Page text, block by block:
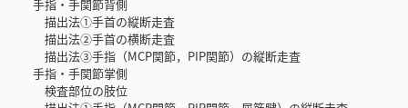
手指・手関節背側
描出法①手首の縦断走査
描出法②手首の横断走査
描出法③手指（MCP関節，PIP関節）の縦断走査
手指・手関節掌側
検査部位の肢位